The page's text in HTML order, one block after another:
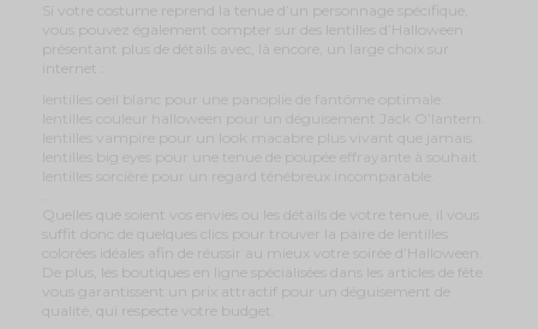
Si votre costume reprend la tenue d’un personnage spécifique,
vous pouvez également compter sur des lentilles d’Halloween
présentant plus de détails avec, là encore, un large choix sur
internet :
lentilles oeil blanc pour une panoplie de fantôme optimale.
lentilles couleur halloween pour un déguisement Jack O’lantern.
lentilles vampire pour un look macabre plus vivant que jamais.
lentilles big eyes pour une tenue de poupée effrayante à souhait.
lentilles sorcière pour un regard ténébreux incomparable.
Quelles que soient vos envies ou les détails de votre tenue, il vous
suffit donc de quelques clics pour trouver la paire de lentilles
colorées idéales afin de réussir au mieux votre soirée d’Halloween.
De plus, les boutiques en ligne spécialisées dans les articles de fête
vous garantissent un prix attractif pour un déguisement de
qualité, qui respecte votre budget.